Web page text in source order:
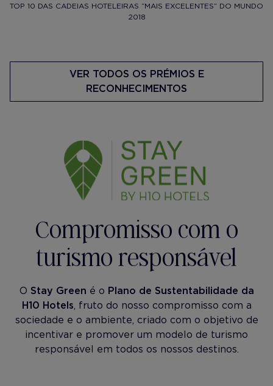
TOP 10 DAS CADEIAS HOTELEIRAS “MAIS EXCELENTES” DO MUNDO
2018
VER TODOS OS PRÉMIOS E
RECONHECIMENTOS
Compromisso com o
turismo responsável
O Stay Green é o Plano de Sustentabilidade da
H10 Hotels, fruto do nosso compromisso com a
sociedade e o ambiente, criado com o objetivo de
incentivar e promover um modelo de turismo
responsável em todos os nossos destinos.